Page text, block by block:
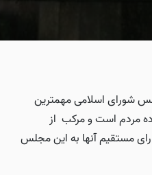
شورای‌ اسلامی‌ مهمترین‌
مردم‌ است‌ و مركب‌ ‌ از
مستقیم آنها به این مجلس